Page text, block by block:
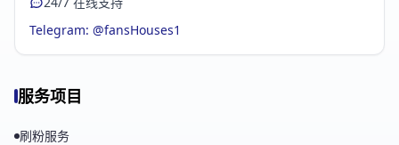
Telegram: @fansHouses1
服务项目
刷粉服务